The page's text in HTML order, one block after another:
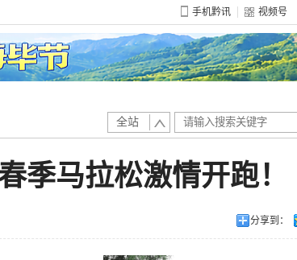
手机黔讯 视频号
全站
季马拉松激情开跑！
分享到：